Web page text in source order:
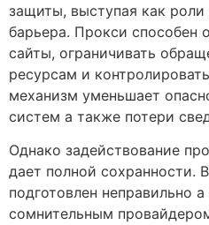
защиты, выступая как роли
барьера. Прокси способен
сайты, ограничивать
ресурсам и
механизм уменьшает
систем а также потери
Однако задействование
дает полной сохранности.
подготовлен неправильно
сомнительным